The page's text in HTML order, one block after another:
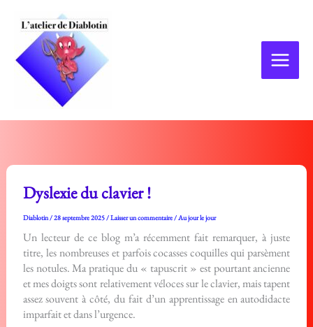
contenu
Dyslexie du clavier !
Diablotin/28 septembre 2025/Laisser un commentaire/Au jour le jour
Un lecteur de ce blog m’a récemment fait remarquer, à juste
titre, les nombreuses et parfois cocasses coquilles qui parsèment
les notules. Ma pratique du « tapuscrit » est pourtant ancienne
et mes doigts sont relativement véloces sur le clavier, mais tapent
assez souvent à côté, du fait d’un apprentissage en autodidacte
imparfait et dans l’urgence.